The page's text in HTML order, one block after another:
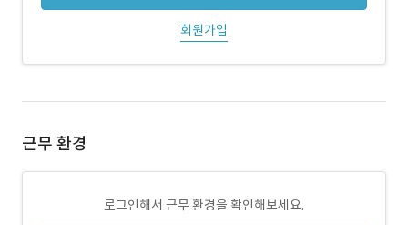
회원가입
근무 환경
로그인해서 근무 환경을 확인해보세요.